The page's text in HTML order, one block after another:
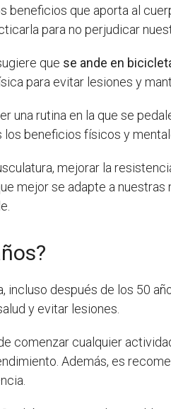
que aporta al
para no perjudicar
que se ande en
para evitar lesiones y
una rutina en la que se
beneficios físicos y
mejorar la
mejor se adapte a
después de los 50
y evitar lesiones.
comenzar cualquier
Además, es